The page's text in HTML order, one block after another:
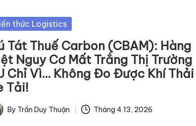
thức Logistics
Tát Thuế Carbon (CBAM): Hàng
Nguy Cơ Mất Trắng Thị Trường
Chỉ Vì… Không Đo Được Khí Thải
Tải!
By Trần Duy Thuận Tháng 4 13, 2026